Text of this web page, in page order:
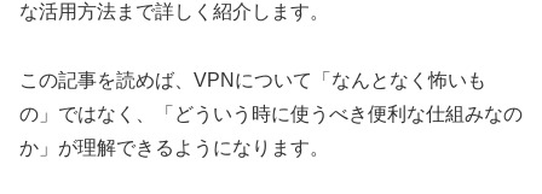
な活用方法まで詳しく紹介します。
この記事を読めば、VPNについて「なんとなく怖いも
の」ではなく、「どういう時に使うべき便利な仕組みなの
か」が理解できるようになります。